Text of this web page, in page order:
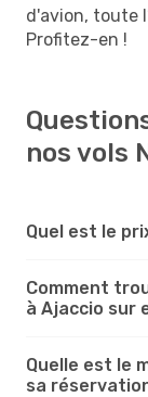
d'avion, toute
Profitez-en !
nos vols
Quel est le
Comment
à Ajaccio sur
Quelle est le
sa